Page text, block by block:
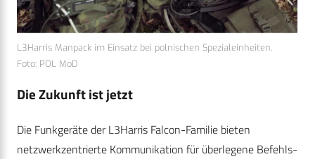
L3Harris Manpack im Einsatz bei polnischen Spezialeinheiten.
Foto: POL MoD
Die Zukunft ist jetzt
Die Funkgeräte der L3Harris Falcon-Familie bieten
netzwerkzentrierte Kommunikation für überlegene Befehls-